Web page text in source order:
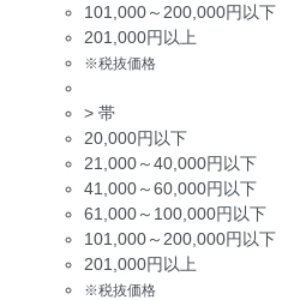
101,000～200,000円以下
201,000円以上
※税抜価格
> 帯
20,000円以下
21,000～40,000円以下
41,000～60,000円以下
61,000～100,000円以下
101,000～200,000円以下
201,000円以上
※税抜価格